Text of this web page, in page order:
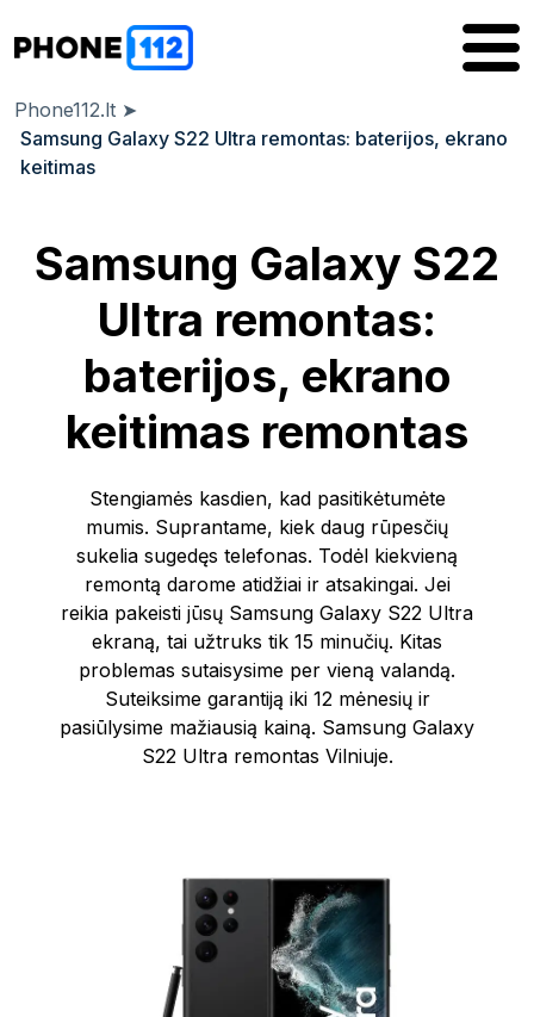
Phone112.lt ➤
Samsung Galaxy S22 Ultra remontas: baterijos, ekrano
keitimas
Samsung Galaxy S22
Ultra remontas:
baterijos, ekrano
keitimas remontas
Stengiamės kasdien, kad pasitikėtumėte
mumis. Suprantame, kiek daug rūpesčių
sukelia sugedęs telefonas. Todėl kiekvieną
remontą darome atidžiai ir atsakingai. Jei
reikia pakeisti jūsų Samsung Galaxy S22 Ultra
ekraną, tai užtruks tik 15 minučių. Kitas
problemas sutaisysime per vieną valandą.
Suteiksime garantiją iki 12 mėnesių ir
pasiūlysime mažiausią kainą. Samsung Galaxy
S22 Ultra remontas Vilniuje.